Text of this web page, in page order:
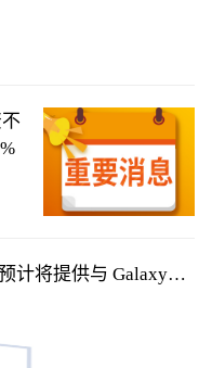
计将提供与 Galaxy